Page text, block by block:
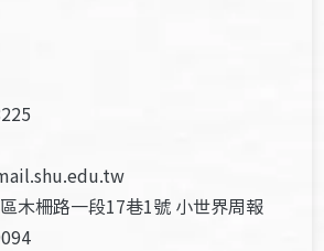
木柵路一段17巷1號 小世界周報